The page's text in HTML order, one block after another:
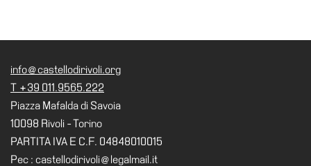
Castello
Manica
Villa
Cerruti
Cosmo
Digitale
info@castellodirivoli.org
T +39 011.9565.222
Piazza Mafalda di Savoia
10098 Rivoli - Torino
PARTITA IVA E C.F. 04848010015
Pec : castellodirivoli@legalmail.it